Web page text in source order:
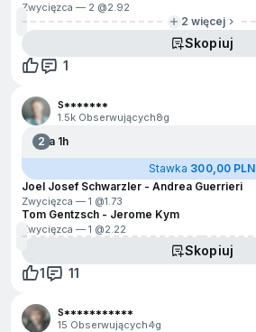
Zwycięzca — 2 @2.92
2 więcej
Skopiuj
1
S*******
1.5k Obserwujących8g
2Za 1h
Stawka 300,00 PLN
Joel Josef Schwarzler - Andrea Guerrieri
Zwycięzca — 1 @1.73
Tom Gentzsch - Jerome Kym
Zwycięzca — 1 @2.22
Skopiuj
1
11
S***********
15 Obserwujących4g